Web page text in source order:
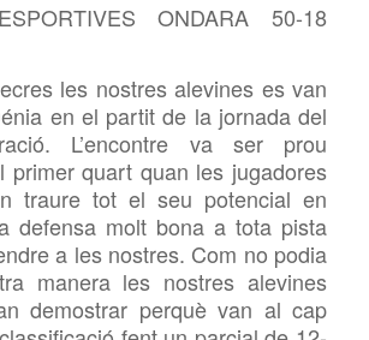
ONDARA 50-18
les nostres alevines es van
en el partit de la jornada del
L’encontre va ser prou
primer quart quan les jugadores
traure tot el seu potencial en
defensa molt bona a tota pista
a les nostres. Com no podia
manera les nostres alevines
demostrar perquè van al cap